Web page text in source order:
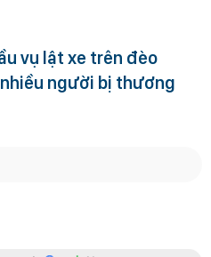
vụ lật xe trên đèo
người bị thương